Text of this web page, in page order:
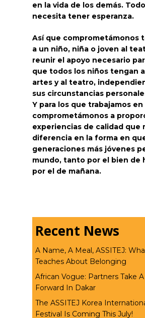
en la vida de los demás.
necesita tener esperanza.
Así que comprometámonos
a un niño, niña o joven al
reunir el apoyo necesario
que todos los niños tengan
artes y al teatro,
sus circunstancias
Y para los que trabajamos
comprometámonos a
experiencias de calidad que
diferencia en la forma en
generaciones más jóvenes
mundo, tanto por el bien de
por el de mañana.
Recent News
A Name, A Meal, ASSITEJ:
Teaches About Belonging
African Vogue: Partners Take
Forward In Dakar
The ASSITEJ Korea
Festival Is Coming This July!